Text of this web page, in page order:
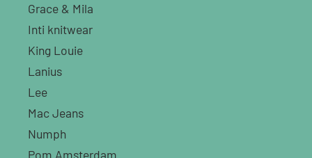
Grace & Mila
Inti knitwear
King Louie
Lanius
Lee
Mac Jeans
Numph
Pom Amsterdam